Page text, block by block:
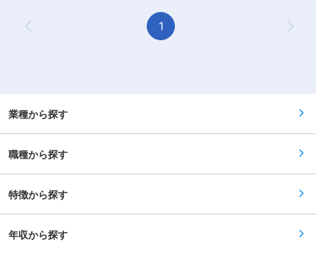
ーションしていきます。現場配属後は調合等の製
造の仕方を基礎からフォローいたします。 ■キャ
リアパス 将来的には製造や開発のマネジメントま
ており、ワークライフバランスを整えた働き方が
性であり、働き方への気配りがなされている背景
により、有給休暇など各種休暇が取りやすい雰囲
気です。 働きやすい環境で腰を据えて働きたい方
方、人間関係のよい職場で気持ちよく働きたい方
設計 ◇カスタマイズ設計 ◇評価・実験 ◇
製造部とのコミュニケーション など ■担当製品
制度、昇格試験制度があり、目標設定、達成、昇
格試験受験で等級が上がっていきます。 ※現状、
設計課長：大卒40歳 ■同社の魅力・転職メリッ
て、企画・設計・製造が一貫されているため、非
就業環境】 勤務地は東京:五反田、もしくは千葉:
長生郡のどちらかから選んでいただきます。(入社
後は工場研修を暫くご対応いただきます)。転勤は
人材育成には丁寧に時間をかけ、資格取得につい
Previous Page
1
業種から探す
職種から探す
特徴から探す
年収から探す